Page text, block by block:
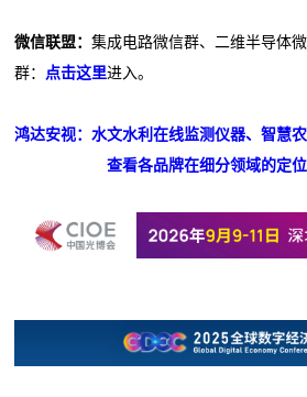
微信联盟：集成电路微信群、二维半导体
群：
点击这里进入。
鸿达安视：水文水利在线监测仪器、智慧
查看各品牌在细分领域的定